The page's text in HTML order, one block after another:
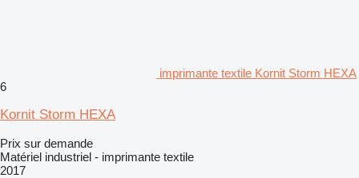
imprimante textile Kornit Storm HEXA
6
Kornit Storm HEXA
Prix sur demande
Matériel industriel - imprimante textile
2017